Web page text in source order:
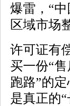
爆雷，“
区域市场
许可证有
买一份“
跑路”的
是真正的